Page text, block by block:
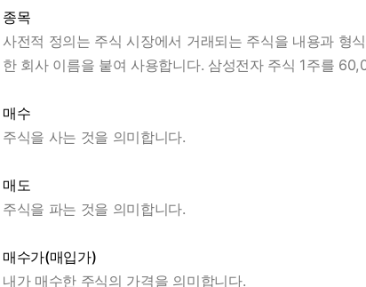
종목
사전적 정의는 주식 시장에서 거래되는 주식을 내용과 형
한 회사 이름을 붙여 사용합니다. 삼성전자 주식 1주를
매수
주식을 사는 것을 의미합니다.
매도
주식을 파는 것을 의미합니다.
매수가(매입가)
내가 매수한 주식의 가격을 의미합니다.